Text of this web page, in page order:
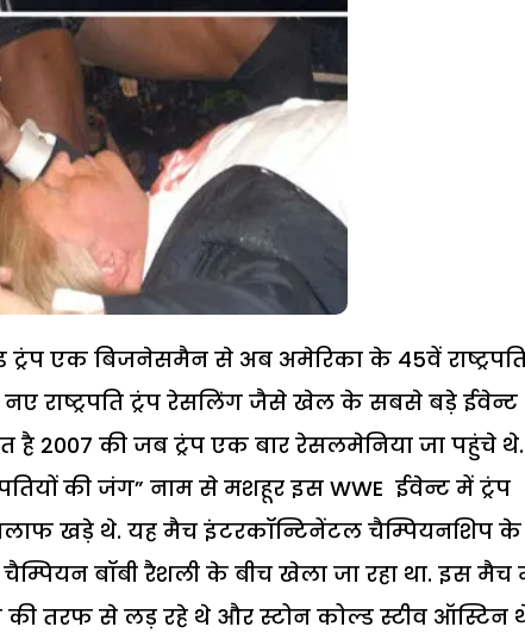
ट्रंप एक बिजनेसमैन से अब अमेरिका के 45वें
राष्ट्रपति ट्रंप रेसलिंग जैसे खेल के सबसे बड़े ईवेन्ट
है 2007 की जब ट्रंप एक बार रेसलमेनिया जा पहुंचे थे.
की जंग” नाम से मशहूर इस WWE ईवेन्ट में ट्रंप
खड़े थे. यह मैच इंटरकॉन्टिनेंटल चैम्पियनशिप के
बॉबी रैशली के बीच खेला जा रहा था. इस मैच
तरफ से लड़ रहे थे और स्टोन कोल्ड स्टीव ऑस्टिन